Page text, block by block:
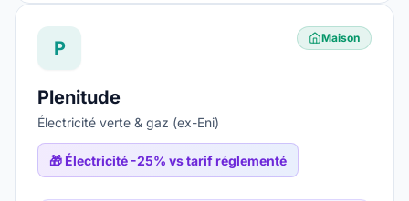
P Maison
Plenitude
Électricité verte & gaz (ex-Eni)
🎁 Électricité -25% vs tarif réglementé